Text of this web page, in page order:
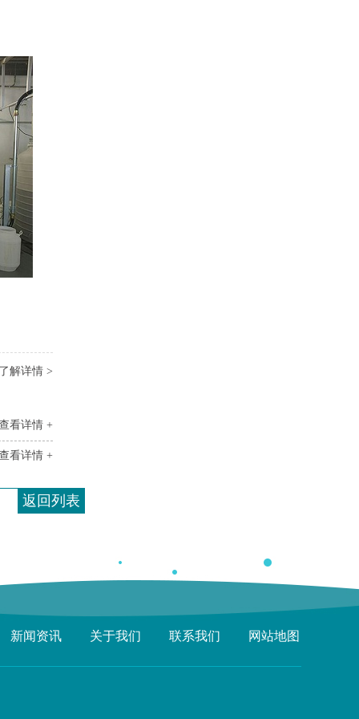
解详情 >
看详情 +
看详情 +
返回列表
新闻资讯 关于我们 联系我们 网站地图